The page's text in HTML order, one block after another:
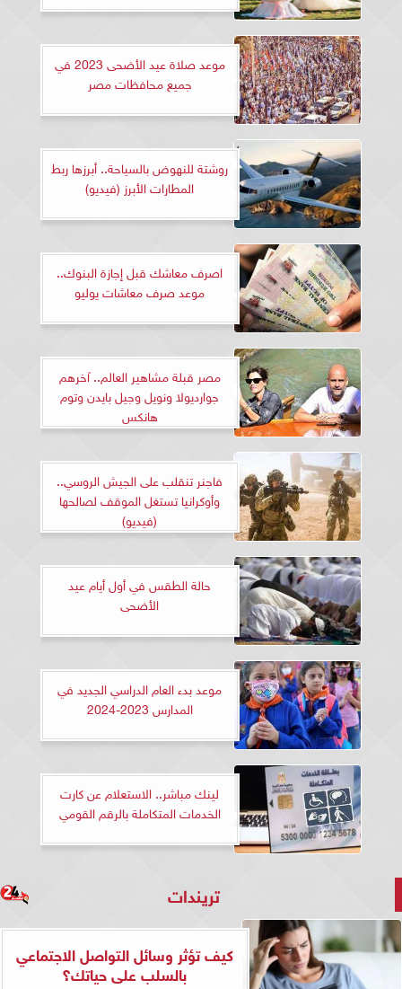
موعد صلاة عيد الأضحى 2023 في
جميع محافظات مصر
روشتة للنهوض بالسياحة.. أبرزها ربط
المطارات الأبرز (فيديو)
اصرف معاشك قبل إجازة البنوك..
موعد صرف معاشات يوليو
مصر قبلة مشاهير العالم.. آخرهم
جوارديولا ونويل وجيل بايدن وتوم
هانكس
فاجنر تنقلب على الجيش الروسي..
وأوكرانيا تستغل الموقف لصالحها
(فيديو)
حالة الطقس في أول أيام عيد
الأضحى
موعد بدء العام الدراسي الجديد في
المدارس 2023-2024
لينك مباشر.. الاستعلام عن كارت
الخدمات المتكاملة بالرقم القومي
تريندات
كيف تؤثر وسائل التواصل الاجتماعي
بالسلب على حياتك؟